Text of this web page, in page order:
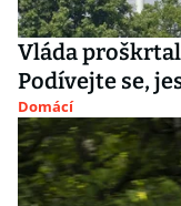
Vláda
Podívejte se,
Domácí